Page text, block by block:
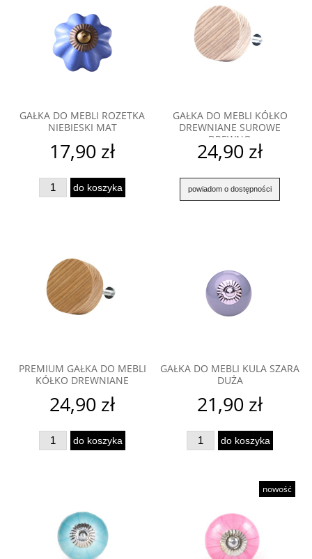
GAŁKA DO MEBLI ROZETKA
NIEBIESKI MAT
17,90 zł
do koszyka
GAŁKA DO MEBLI KÓŁKO
DREWNIANE SUROWE
DREWNO
24,90 zł
powiadom o dostępności
PREMIUM GAŁKA DO MEBLI
KÓŁKO DREWNIANE
24,90 zł
do koszyka
GAŁKA DO MEBLI KULA SZARA
DUŻA
21,90 zł
do koszyka
nowość